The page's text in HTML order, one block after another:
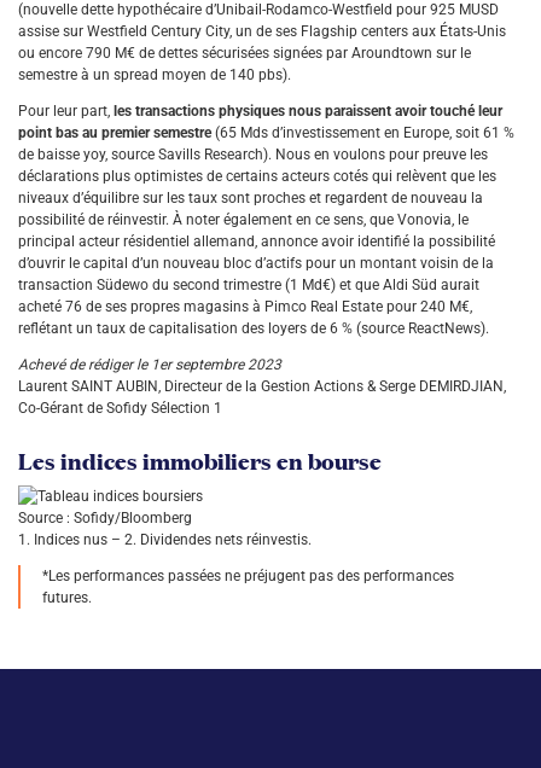
(nouvelle dette hypothécaire d’Unibail-Rodamco-Westfield pour 925 MUSD
assise sur Westfield Century City, un de ses Flagship centers aux États-Unis
ou encore 790 M€ de dettes sécurisées signées par Aroundtown sur le
semestre à un spread moyen de 140 pbs).
Pour leur part, les transactions physiques nous paraissent avoir touché leur
point bas au premier semestre(65 Mds d’investissement en Europe, soit 61 %
de baisse yoy, source Savills Research). Nous en voulons pour preuve les
déclarations plus optimistes de certains acteurs cotés qui relèvent que les
niveaux d’équilibre sur les taux sont proches et regardent de nouveau la
possibilité de réinvestir. À noter également en ce sens, que Vonovia, le
principal acteur résidentiel allemand, annonce avoir identifié la possibilité
d’ouvrir le capital d’un nouveau bloc d’actifs pour un montant voisin de la
transaction Südewo du second trimestre (1 Md€) et que Aldi Süd aurait
acheté 76 de ses propres magasins à Pimco Real Estate pour 240 M€,
reflétant un taux de capitalisation des loyers de 6 % (source ReactNews).
Achevé de rédiger le 1er septembre 2023
Laurent SAINT AUBIN, Directeur de la Gestion Actions & Serge DEMIRDJIAN,
Co-Gérant de Sofidy Sélection 1
Les indices immobiliers en bourse
Source : Sofidy/Bloomberg
1. Indices nus – 2. Dividendes nets réinvestis.
*Les performances passées ne préjugent pas des performances
futures.